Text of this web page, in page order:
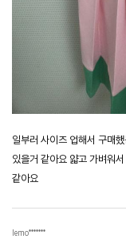
일부러 사이즈 업해서 구매
있을거 같아요 얇고 가벼워
같아요
lemo*******